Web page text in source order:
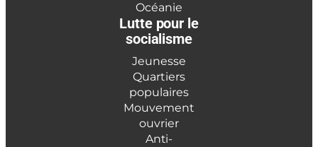
Océanie
Lutte pour le
socialisme
Jeunesse
Quartiers
populaires
Mouvement
ouvrier
Anti-